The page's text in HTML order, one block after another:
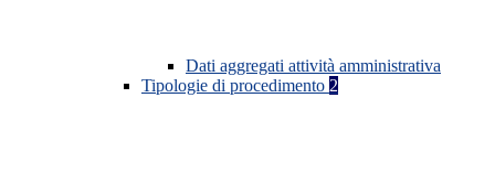
Dati aggregati attività amministrativa
Tipologie di procedimento 2